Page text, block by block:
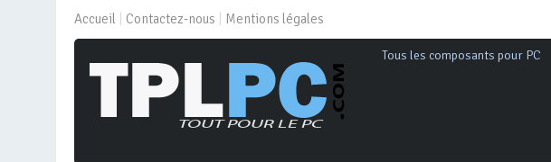
Accueil Contactez-nous Mentions légales
Tous les composants pour PC